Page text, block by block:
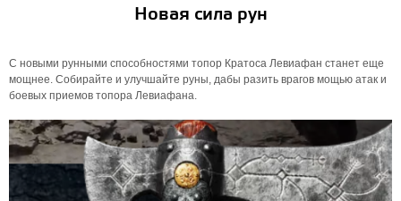
Новая сила рун
С новыми рунными способностями топор Кратоса Левиафан станет еще
мощнее. Собирайте и улучшайте руны, дабы разить врагов мощью атак и
боевых приемов топора Левиафана.